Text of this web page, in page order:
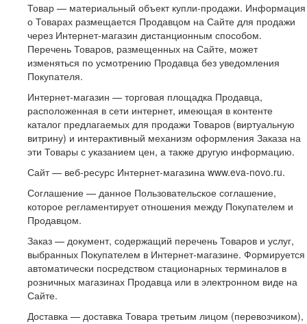
Товар — материальный объект купли-продажи. Информация
о Товарах размещается Продавцом на Сайте для продажи
через Интернет-магазин дистанционным способом.
Перечень Товаров, размещенных на Сайте, может
изменяться по усмотрению Продавца без уведомления
Покупателя.
Интернет-магазин — торговая площадка Продавца,
расположенная в сети интернет, имеющая в контенте
каталог предлагаемых для продажи Товаров (виртуальную
витрину) и интерактивный механизм оформления Заказа на
эти Товары с указанием цен, а также другую информацию.
Сайт — веб-ресурс Интернет-магазина www.eva-novo.ru.
Соглашение — данное Пользовательское соглашение,
которое регламентирует отношения между Покупателем и
Продавцом.
Заказ — документ, содержащий перечень Товаров и услуг,
выбранных Покупателем в Интернет-магазине. Формируется
автоматически посредством стационарных терминалов в
розничных магазинах Продавца или в электронном виде на
Сайте.
Доставка — доставка Товара третьим лицом (перевозчиком),